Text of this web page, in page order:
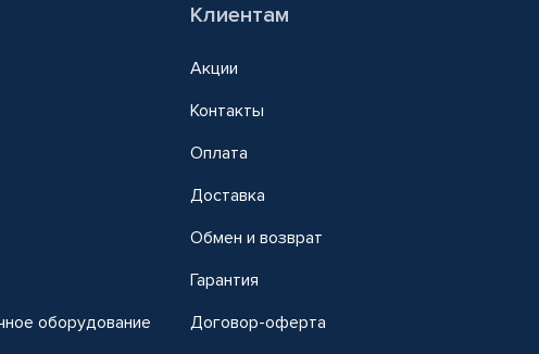
оборудование
Клиентам
Акции
Контакты
Оплата
Доставка
Обмен и возврат
Гарантия
Договор-оферта